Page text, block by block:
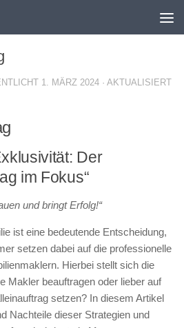
1. MÄRZ 2024 · AKTUALISIERT
Der
im Fokus“
und bringt Erfolg!“
ist eine bedeutende Entscheidung,
setzen dabei auf die professionelle
Hierbei stellt sich die
Makler beauftragen oder lieber auf
setzen? In diesem Artikel
Nachteile dieser Strategien und